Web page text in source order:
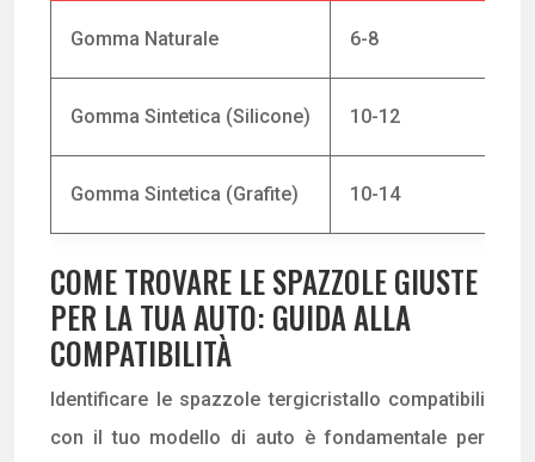
Gomma Naturale 6-8
Gomma Sintetica (Silicone) 10-12
Gomma Sintetica (Grafite) 10-14
COME TROVARE LE SPAZZOLE GIUSTE
PER LA TUA AUTO: GUIDA ALLA
COMPATIBILITÀ
Identificare le spazzole tergicristallo compatibili
con il tuo modello di auto è fondamentale per